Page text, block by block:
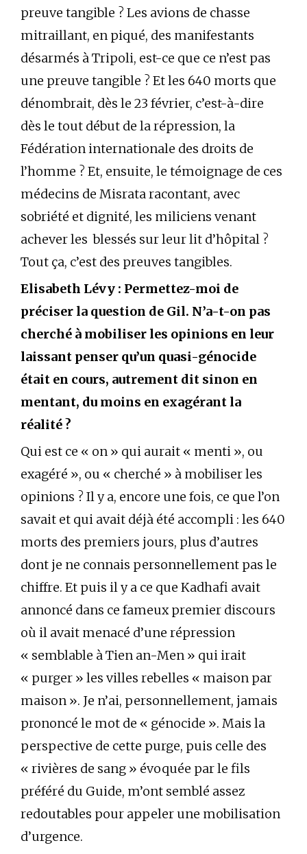
preuve tangible ? Les avions de chasse
mitraillant, en piqué, des manifestants
désarmés à Tripoli, est-ce que ce n’est pas
une preuve tangible ? Et les 640 morts que
dénombrait, dès le 23 février, c’est-à-dire
dès le tout début de la répression, la
Fédération internationale des droits de
l’homme ? Et, ensuite, le témoignage de ces
médecins de Misrata racontant, avec
sobriété et dignité, les miliciens venant
achever les blessés sur leur lit d’hôpital ?
Tout ça, c’est des preuves tangibles.
Elisabeth Lévy : Permettez-moi de
préciser la question de Gil. N’a-t-on pas
cherché à mobiliser les opinions en leur
laissant penser qu’un quasi-génocide
était en cours, autrement dit sinon en
mentant, du moins en exagérant la
réalité ?
Qui est ce « on » qui aurait « menti », ou
exagéré », ou « cherché » à mobiliser les
opinions ? Il y a, encore une fois, ce que l’on
savait et qui avait déjà été accompli : les 640
morts des premiers jours, plus d’autres
dont je ne connais personnellement pas le
chiffre. Et puis il y a ce que Kadhafi avait
annoncé dans ce fameux premier discours
où il avait menacé d’une répression
« semblable à Tien an-Men » qui irait
« purger » les villes rebelles « maison par
maison ». Je n’ai, personnellement, jamais
prononcé le mot de « génocide ». Mais la
perspective de cette purge, puis celle des
« rivières de sang » évoquée par le fils
préféré du Guide, m’ont semblé assez
redoutables pour appeler une mobilisation
d’urgence.